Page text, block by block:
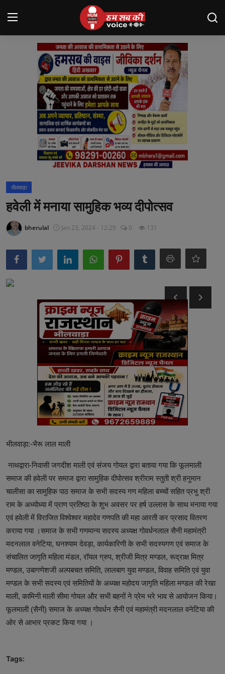
Login Register
About us
शाहपुरा
सरवाड़
राजस्थान
भीलवाड़ा
हवेली में मनाया सामुहिक भव्य दीपोत्सव
bherulal Jan 23, 2024 - 12:29 0 131
भीलवाड़ा:-भैरू लाल माली
नाथद्वारा-निवासी जगदीश माली एवं संजय गोयल द्वारा बताया गया कि फूलमाली
समाज की हवेली पर समाज द्वारा सामुहिक दीपोत्सव श्रीराम स्तुती श्री हनुमान
चालीसा का सामुहिक पाठ समाज के सभी सदस्य गण महिला बच्चों सहित प्रभु श्री
राम के अध्योध्या में प्राण प्रतिष्ठा के शुभ अवसर पर हर्ष उल्लास के साथ मनाया गया
एवं हवेली में विराजित विश्वेश्वर महादेव गणपति की महा आरती कर प्रसाद वितरण
कराया गया ।समाज के सभी गणमान्य सदस्य अध्यक्ष गोवर्धनलाल सैनी महामंत्री
मदनलाल वनेटिया, घनश्याम देवड़ा, कार्यकारिणी के सभी सदस्यगण एवं समाज के
संचालित जागृति महिला मंडल, रॉयल ग्रुप, श्रीजी मित्र मण्डल, रूद्राक्ष मित्र
मण्डल, उबागणेशजी अल्पबचत समिति, लालबाग युवा मण्डल, विवाह समिति एवं युवा
मण्डल के सभी सदस्य एवं समितियों के अध्यक्ष महोदय जागृति महिला मण्डल की रेखा
माली, कामिनी माली सीमा गोयल और सभी बहनों ने प्रेम भरे भाव से आयोजन किया।
फूलमाली (सैनी) समाज के अध्यक्ष गोवर्धन सैनी एवं महामंत्री मदनलाल वनेटिया की
ओर से आभार प्रकट किया गया ।
Tags: